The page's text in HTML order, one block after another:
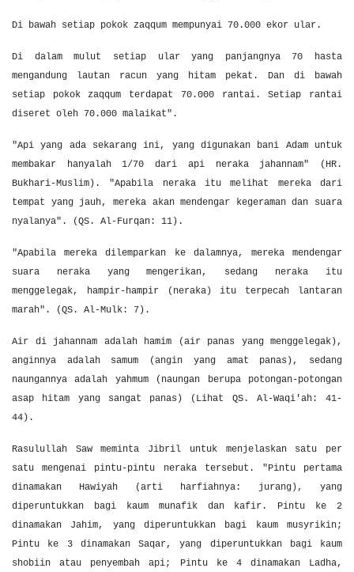
Di bawah setiap pokok zaqqum mempunyai 70.000 ekor ular.
Di dalam mulut setiap ular yang panjangnya 70 hasta
mengandung lautan racun yang hitam pekat. Dan di bawah
setiap pokok zaqqum terdapat 70.000 rantai. Setiap rantai
diseret oleh 70.000 malaikat".
"Api yang ada sekarang ini, yang digunakan bani Adam untuk
membakar hanyalah 1/70 dari api neraka jahannam" (HR.
Bukhari-Muslim). "Apabila neraka itu melihat mereka dari
tempat yang jauh, mereka akan mendengar kegeraman dan suara
nyalanya". (QS. Al-Furqan: 11).
"Apabila mereka dilemparkan ke dalamnya, mereka mendengar
suara neraka yang mengerikan, sedang neraka itu
menggelegak, hampir-hampir (neraka) itu terpecah lantaran
marah". (QS. Al-Mulk: 7).
Air di jahannam adalah hamim (air panas yang menggelegak),
anginnya adalah samum (angin yang amat panas), sedang
naungannya adalah yahmum (naungan berupa potongan-potongan
asap hitam yang sangat panas) (Lihat QS. Al-Waqi'ah: 41-
44).
Rasulullah Saw meminta Jibril untuk menjelaskan satu per
satu mengenai pintu-pintu neraka tersebut. "Pintu pertama
dinamakan Hawiyah (arti harfiahnya: jurang), yang
diperuntukkan bagi kaum munafik dan kafir. Pintu ke 2
dinamakan Jahim, yang diperuntukkan bagi kaum musyrikin;
Pintu ke 3 dinamakan Saqar, yang diperuntukkan bagi kaum
shobiin atau penyembah api; Pintu ke 4 dinamakan Ladha,